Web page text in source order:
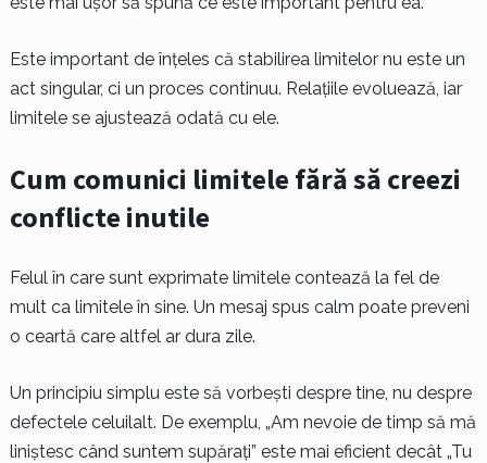
Este important de înțeles că stabilirea limitelor nu este un
act singular, ci un proces continuu. Relațiile evoluează, iar
limitele se ajustează odată cu ele.
Cum comunici limitele fără să creezi
conflicte inutile
Felul în care sunt exprimate limitele contează la fel de
mult ca limitele în sine. Un mesaj spus calm poate preveni
o ceartă care altfel ar dura zile.
Un principiu simplu este să vorbești despre tine, nu despre
defectele celuilalt. De exemplu, „Am nevoie de timp să mă
liniștesc când suntem supărați” este mai eficient decât „Tu